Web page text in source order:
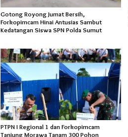
Gotong Royong Jumat Bersih,
Forkopimcam Hinai Antusias Sambut
Kedatangan Siswa SPN Polda Sumut
PTPN I Regional 1 dan Forkopimcam
Tanjung Morawa Tanam 300 Pohon